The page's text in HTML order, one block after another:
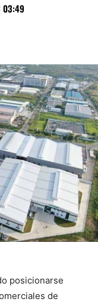
03:49
posicionarse
de